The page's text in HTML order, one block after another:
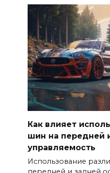
Как влияет
шин на передней
управляемость
Использование